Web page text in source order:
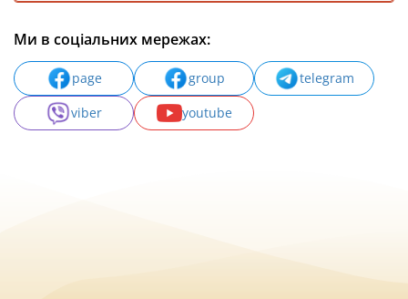
Ми в соціальних мережах:
page group
telegram
viber
youtube